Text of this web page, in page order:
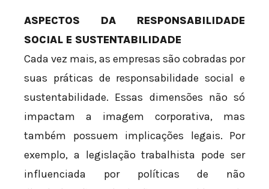
ASPECTOS DA RESPONSABILIDADE
SOCIAL E SUSTENTABILIDADE
Cada vez mais, as empresas são cobradas por
suas práticas de responsabilidade social e
sustentabilidade. Essas dimensões não só
impactam a imagem corporativa, mas
também possuem implicações legais. Por
exemplo, a legislação trabalhista pode ser
influenciada por políticas de não